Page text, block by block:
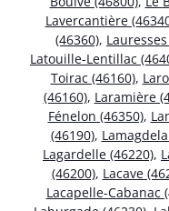
Lavercantière
(46360),
Latouille-Lentillac
Toirac (46160),
(46160), Laramière
Fénelon (46350),
(46190),
Lagardelle (46220),
(46200), Lacave
Lacapelle-Cabanac